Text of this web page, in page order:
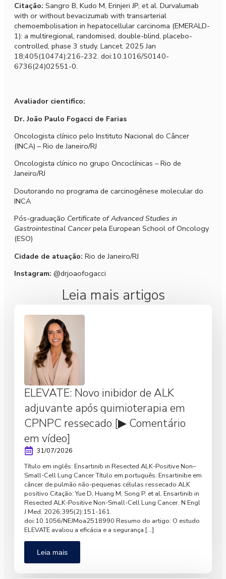
Citação: Sangro B, Kudo M, Erinjeri JP, et al. Durvalumab
with or without bevacizumab with transarterial
chemoembolisation in hepatocellular carcinoma (EMERALD-
1): a multiregional, randomised, double-blind, placebo-
controlled, phase 3 study. Lancet. 2025 Jan
18;405(10474):216-232. doi:10.1016/S0140-
6736(24)02551-0.
Avaliador cientifico:
Dr. João Paulo Fogacci de Farias
Oncologista clínico pelo Instituto Nacional do Câncer
(INCA) – Rio de Janeiro/RJ
Oncologista clínico no grupo Oncoclínicas – Rio de
Janeiro/RJ
Doutorando no programa de carcinogênese molecular do
INCA
Pós-graduação Certificate of Advanced Studies in
Gastrointestinal Cancerpela European School of Oncology
(ESO)
Cidade de atuação: Rio de Janeiro/RJ
Instagram: @drjoaofogacci
Leia mais artigos
ELEVATE: Novo inibidor de ALK
adjuvante após quimioterapia em
CPNPC ressecado [▶ Comentário
em vídeo]
31/07/2026
Título em inglês: Ensartinib in Resected ALK-Positive Non–
Small-Cell Lung Cancer Título em português: Ensartinibe em
câncer de pulmão não-pequenas células ressecado ALK
positivo Citação: Yue D, Huang M, Song P, et al. Ensartinib in
Resected ALK-Positive Non-Small-Cell Lung Cancer. N Engl
J Med. 2026;395(2):151-161.
doi:10.1056/NEJMoa2518990 Resumo do artigo: O estudo
ELEVATE avaliou a eficácia e a segurança […]
Leia mais